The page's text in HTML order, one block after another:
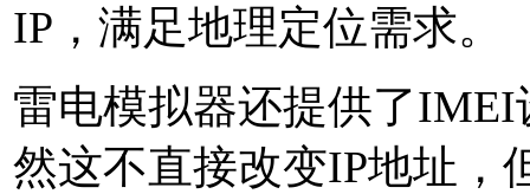
IP，满足地理定位需求。
雷电模拟器还提供了
然这不直接改变IP地址，